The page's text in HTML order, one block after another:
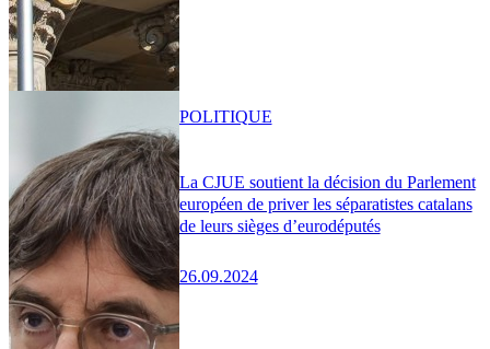
La CJUE soutient la décision du Parlement
européen de priver les séparatistes catalans
de leurs sièges d’eurodéputés
26.09.2024
POLITIQUE